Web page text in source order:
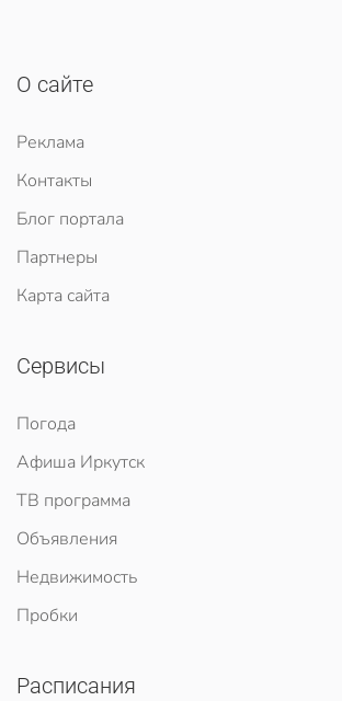
О сайте
Реклама
Контакты
Блог портала
Партнеры
Карта сайта
Сервисы
Погода
Афиша Иркутск
ТВ программа
Объявления
Недвижимость
Пробки
Расписания